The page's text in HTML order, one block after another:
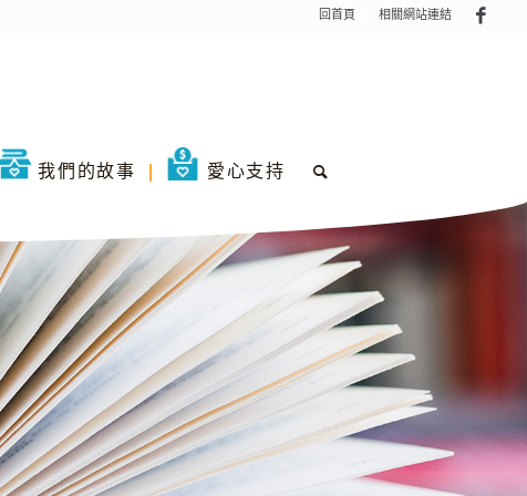
回首頁 相關網站連結
我們的故事 愛心支持